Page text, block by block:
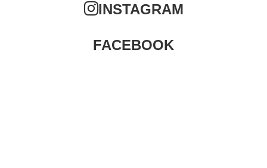
INSTAGRAM
FACEBOOK